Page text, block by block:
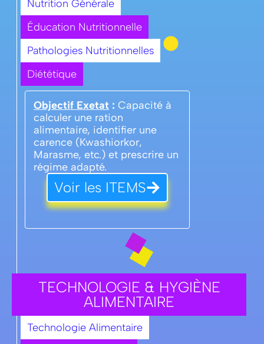
Nutrition Générale
Éducation Nutritionnelle
Pathologies Nutritionnelles
Diététique
Objectif Exetat : Capacité à
calculer une ration
alimentaire, identifier une
carence (Kwashiorkor,
Marasme, etc.) et prescrire un
régime adapté.
Voir les ITEMS
TECHNOLOGIE & HYGIÈNE
ALIMENTAIRE
Technologie Alimentaire